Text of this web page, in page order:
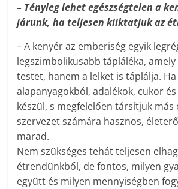
– Tényleg lehet egészségtelen a
járunk, ha teljesen kiiktatjuk az
– A kenyér az emberiség egyik
legszimbolikusabb tápláléka, amely
testet, hanem a lelket is táplálja.
alapanyagokból, adalékok, cukor
készül, s megfelelően társítjuk más
szervezet számára hasznos,
marad.
Nem szükséges tehát teljesen
étrendünkből, de fontos, milyen
együtt és milyen mennyiségben